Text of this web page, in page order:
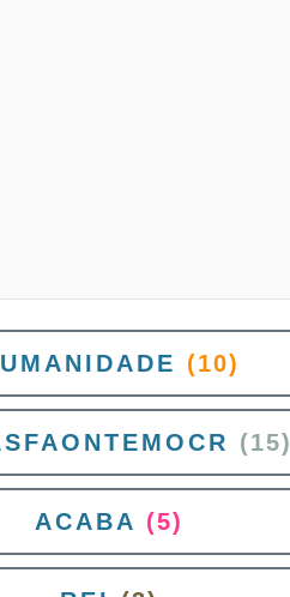
(10)
(15)
ACABA (5)